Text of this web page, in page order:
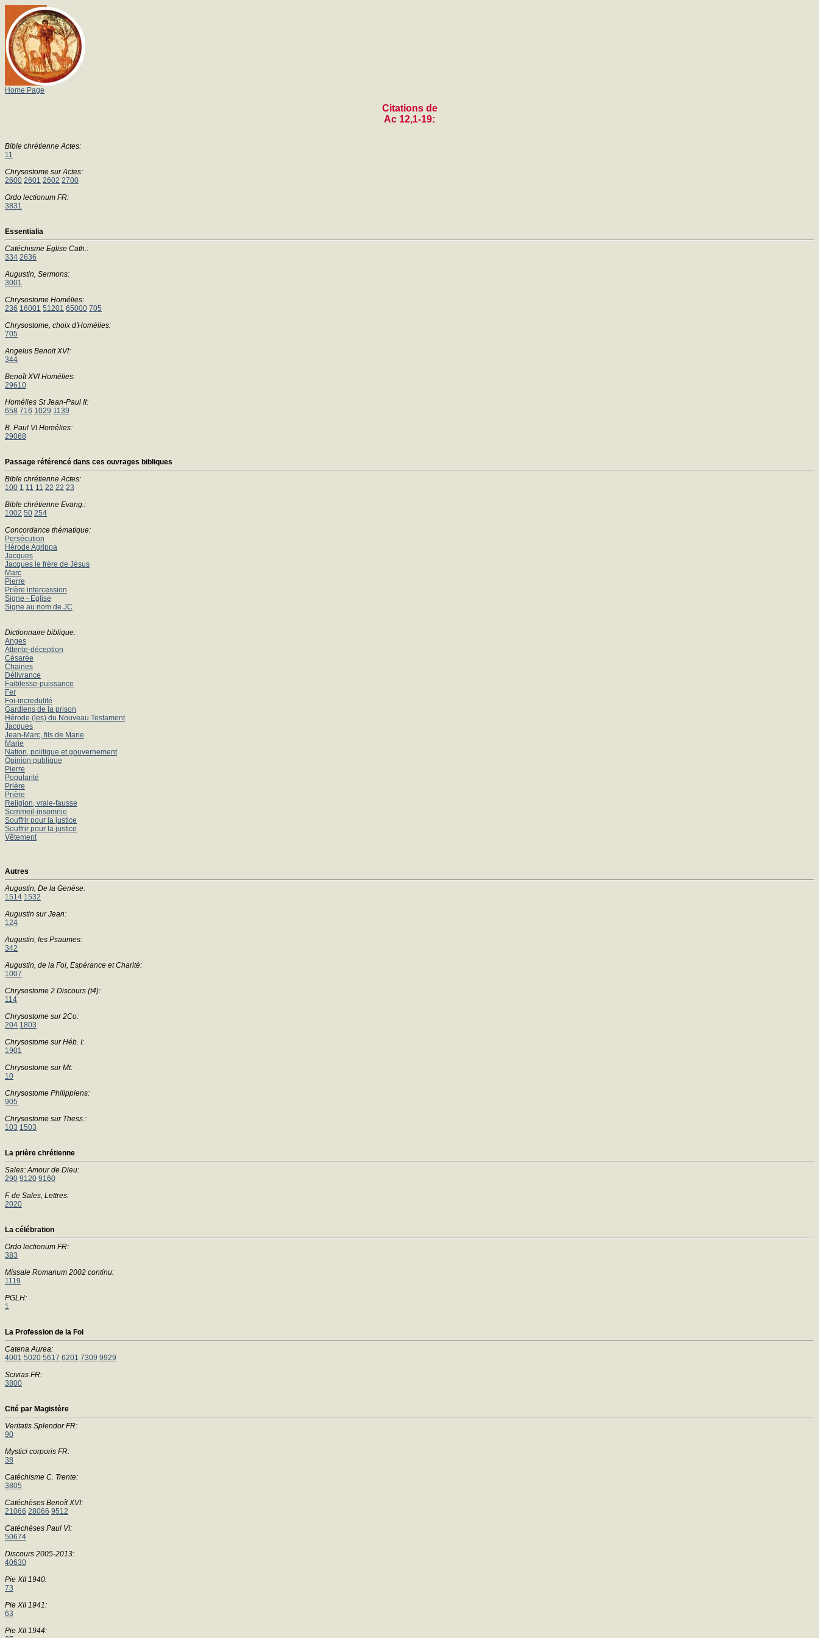
Home Page
Citations de
Ac 12,1-19:
Bible chrétienne Actes:
11
Chrysostome sur Actes:
2600 2601 2602 2700
Ordo lectionum FR:
3831
Essentialia
Catéchisme Eglise Cath.:
334 2636
Augustin, Sermons:
3001
Chrysostome Homélies:
236 16001 51201 65000 705
Chrysostome, choix d'Homélies:
705
Angelus Benoit XVI:
344
Benoît XVI Homélies:
29610
Homélies St Jean-Paul II:
658 716 1029 1139
B. Paul VI Homélies:
29068
Passage référencé dans ces ouvrages bibliques
Bible chrétienne Actes:
100 1 11 11 22 22 23
Bible chrétienne Evang.:
1002 50 254
Concordance thématique:
Persécution
Hérode Agrippa
Jacques
Jacques le frère de Jésus
Marc
Pierre
Prière intercession
Signe - Eglise
Signe au nom de JC
Dictionnaire biblique:
Anges
Attente-déception
Césarée
Chaines
Délivrance
Faiblesse-puissance
Fer
Foi-incredulité
Gardiens de la prison
Hérode (les) du Nouveau Testament
Jacques
Jean-Marc, fils de Marie
Marie
Nation, politique et gouvernement
Opinion publique
Pierre
Popularité
Prière
Prière
Religion, vraie-fausse
Sommeil-insomnie
Souffrir pour la justice
Souffrir pour la justice
Vêtement
Autres
Augustin, De la Genèse:
1514 1532
Augustin sur Jean:
124
Augustin, les Psaumes:
342
Augustin, de la Foi, Espérance et Charité:
1007
Chrysostome 2 Discours (t4):
114
Chrysostome sur 2Co:
204 1803
Chrysostome sur Héb. I:
1901
Chrysostome sur Mt:
10
Chrysostome Philippiens:
905
Chrysostome sur Thess.:
103 1503
La prière chrétienne
Sales: Amour de Dieu:
290 9120 9160
F. de Sales, Lettres:
2020
La célébration
Ordo lectionum FR:
383
Missale Romanum 2002 continu:
1119
PGLH:
1
La Profession de la Foi
Catena Aurea:
4001 5020 5617 6201 7309 9929
Scivias FR:
3800
Cité par Magistère
Veritatis Splendor FR:
90
Mystici corporis FR:
38
Catéchisme C. Trente:
3805
Catéchèses Benoît XVI:
21066 28066 9512
Catéchèses Paul VI:
50674
Discours 2005-2013:
40630
Pie XII 1940:
73
Pie XII 1941:
63
Pie XII 1944: